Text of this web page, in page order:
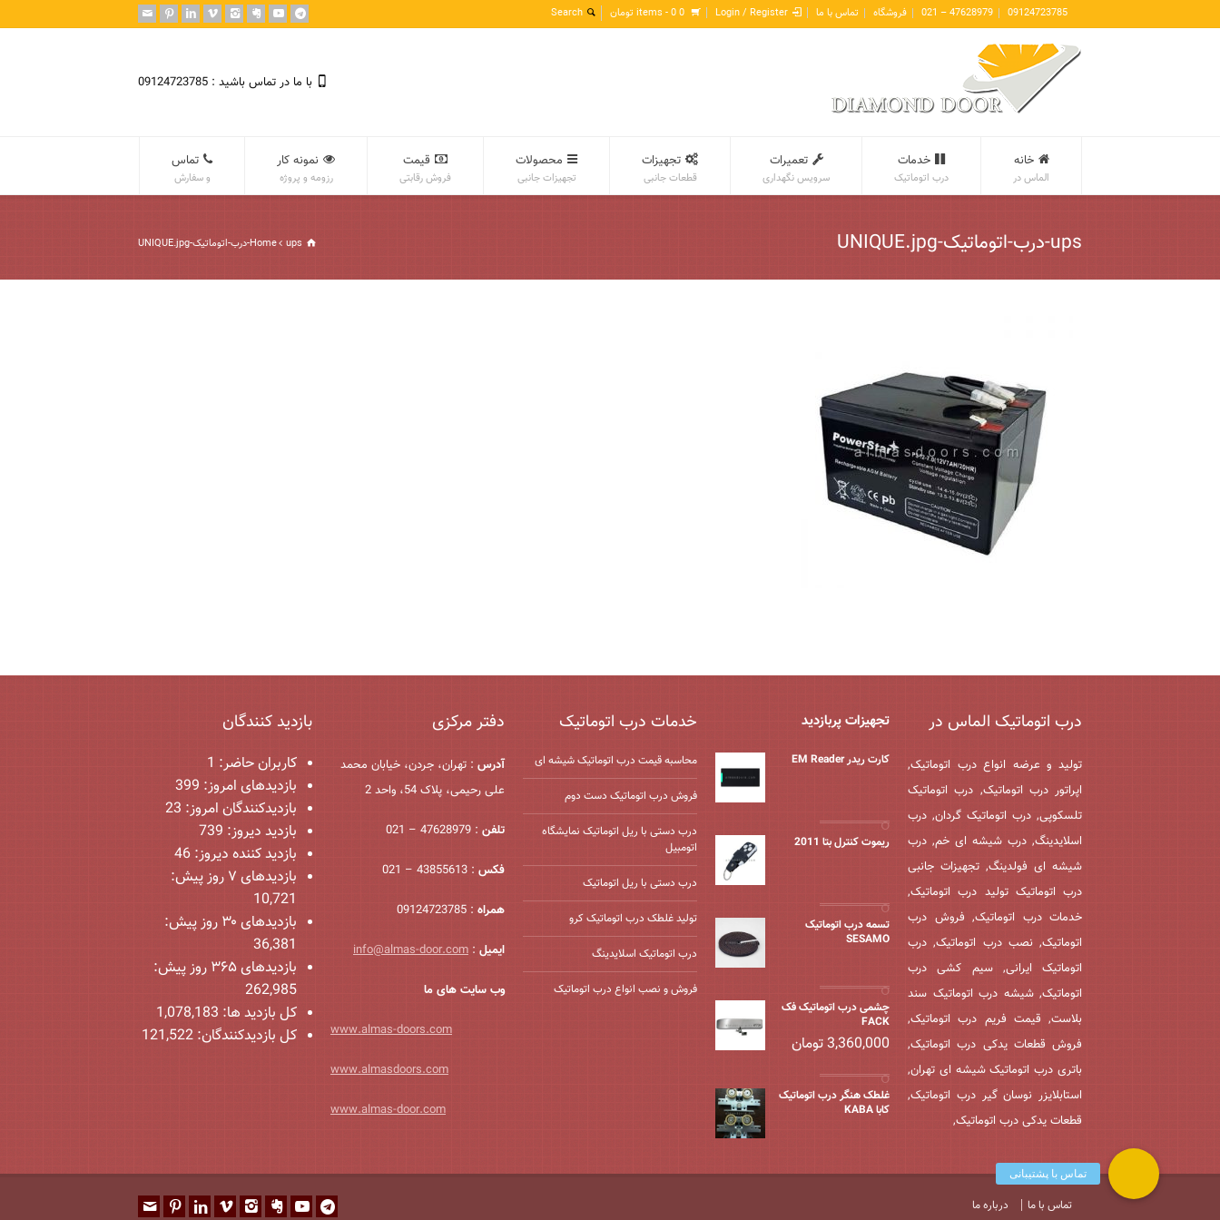
09124723785
47628979 – 021 فروشگاه تماس با ما Login / Register
0 items -
0 تومان
با ما در تماس باشید : 09124723785
خانه
الماس در
خدمات
درب اتوماتیک
تعمیرات
سرویس نگهداری
تجهیزات
قطعات جانبی
محصولات
تجهیزات جانبی
قیمت
فروش رقابتی
نمونه کار
رزومه و پروژه
تماس
و سفارش
ups-درب-اتوماتیک-UNIQUE.jpg Home ups-درب-اتوماتیک-UNIQUE.jpg
درب اتوماتیک الماس در
تولید و عرضه انواع درب اتوماتیک,
اپراتور درب اتوماتیک, درب اتوماتیک
تلسکوپی, درب اتوماتیک گردان, درب
اسلایدینگ, درب شیشه ای خم, درب
شیشه ای فولدینگ, تجهیزات جانبی
درب اتوماتیک تولید درب اتوماتیک,
خدمات درب اتوماتیک, فروش درب
اتوماتیک, نصب درب اتوماتیک, درب
اتوماتیک ایرانی, سیم کشی درب
اتوماتیک, شیشه درب اتوماتیک سند
بلاست, قیمت فریم درب اتوماتیک,
فروش قطعات یدکی درب اتوماتیک,
باتری درب اتوماتیک شیشه ای تهران,
استابلایزر نوسان گیر درب اتوماتیک,
قطعات یدکی درب اتوماتیک,
تجهیزات پربازدید
کارت ریدر EM Reader
ریموت کنترل بتا 2011
تسمه درب اتوماتیک
SESAMO
چشمی درب اتوماتیک فک
FACK
3,360,000تومان
غلطک هنگر درب اتوماتیک
کابا KABA
خدمات درب اتوماتیک
محاسبه قیمت درب اتوماتیک شیشه ‌ای
فروش درب اتوماتیک دست دوم
درب دستی با ریل اتوماتیک نمایشگاه
اتومبیل
درب دستی با ریل اتوماتیک
تولید غلطک درب اتوماتیک کرو
درب اتوماتیک اسلایدینگ
فروش و نصب انواع درب اتوماتیک
دفتر مرکزی
آدرس : تهران، جردن، خیابان محمد
علی رحیمی، پلاک 54، واحد 2
تلفن : 47628979 – 021
فکس : 43855613 – 021
همراه : 09124723785
ایمیل :
info@almas-door.com
وب سایت های ما
www.almas-doors.com
www.almasdoors.com
www.almas-door.com
بازدید کنندگان
کاربران حاضر: 1
بازدیدهای امروز: 399
بازدیدکنندگان امروز: 23
بازدید دیروز: 739
بازدید کننده دیروز: 46
بازدیدهای ۷ روز پیش:
10,721
بازدیدهای ۳۰ روز پیش:
36,381
بازدیدهای ۳۶۵ روز پیش:
262,985
کل بازدید ها: 1,078,183
کل بازدیدکنند‌گان: 121,522
درباره ما تماس با ما